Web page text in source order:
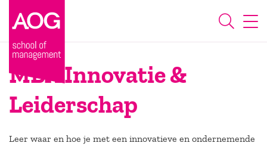
MBA Innovatie &
Leiderschap
Leer waar en hoe je met een innovatieve en ondernemende